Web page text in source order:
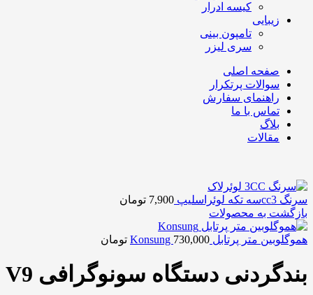
کیسه ادرار
زیبایی
تامپون بینی
سری لیزر
صفحه اصلی
سوالات پرتکرار
راهنمای سفارش
تماس با ما
بلاگ
مقالات
سرنگ cc3سه تکه لوئراسلیپ 7,900 تومان
بازگشت به محصولات
هموگلوبین متر پرتابل Konsung 730,000 تومان
بندگردنی دستگاه سونوگرافی V9